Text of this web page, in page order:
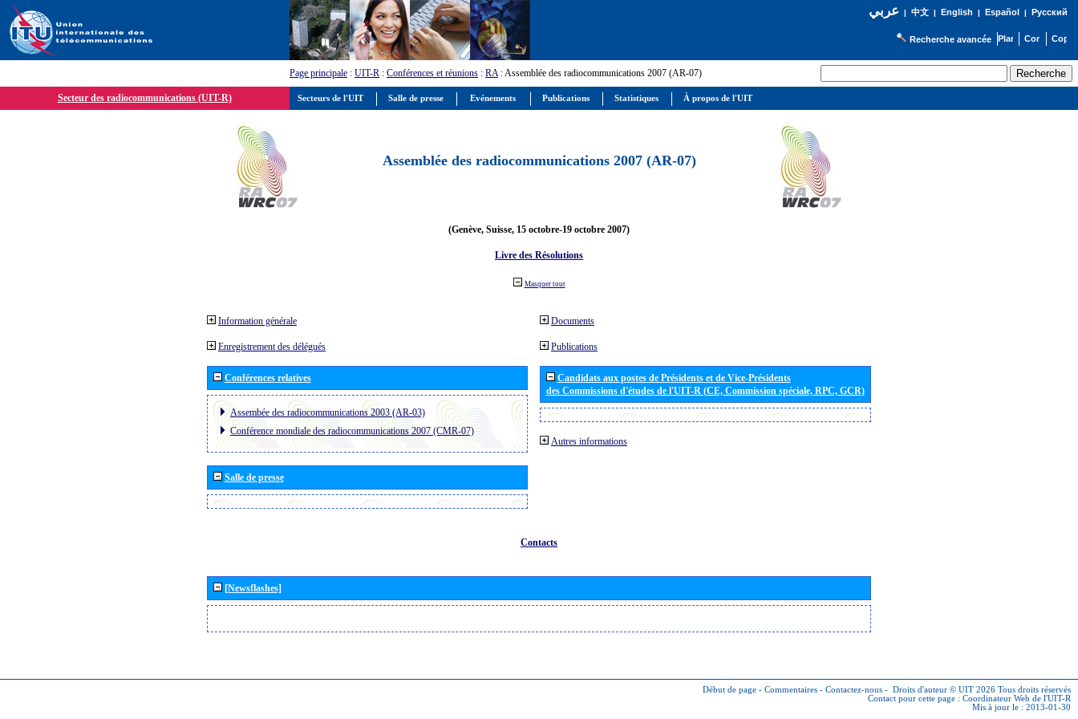
عربي| 中文| English | Español | Русский
Recherche avancée
Page principale : UIT-R : Conférences et réunions : RA: Assemblée des radiocommunications 2007 (AR-07)
Secteur des radiocommunications (UIT-R)
Assemblée des radiocommunications 2007 (AR-07)
(Genève, Suisse, 15 octobre-19 octobre 2007)
Livre des Résolutions
Masquer tout
Information générale
Enregistrement des délégués
Conférences relatives
Assembée des radiocommunications 2003 (AR-03)
Conférence mondiale des radiocommunications 2007 (CMR-07)
Salle de presse
Documents
Publications
Candidats aux postes de Présidents et de Vice-Présidents
des Commissions d'études de l'UIT-R (CE, Commission spéciale, RPC, GCR)
Autres informations
Contacts
[Newsflashes]
Début de page - Commentaires - Contactez-nous - Droits d'auteur © UIT 2026 Tous droits réservés
Contact pour cette page : Coordinateur Web de l'UIT-R
Mis à jour le : 2013-01-30
Secteurs de l'UIT Salle de presse Evénements Publications Statistiques À propos de l'UIT